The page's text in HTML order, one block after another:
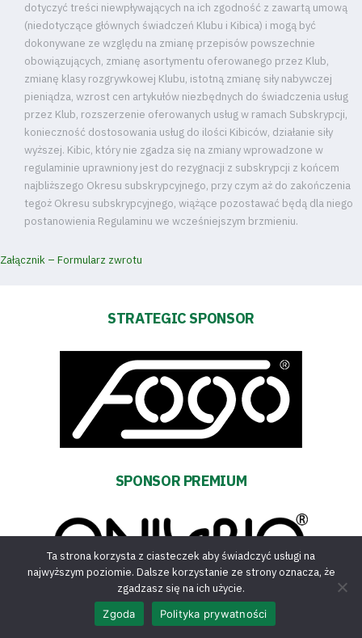
dotyczyć treści niewpływających na ich zgodność z zawartą umową
(niedotyczące głównych świadczeń Klubu i Kibica) i mogą być
dokonywane ze względu na zmianę przepisów powszechnie
obowiązujących, zmianę asortymentu oferowanego przez Klub,
zmianę klasy rozgrywkowej Klubu, istotną zmianę siły nabywczej
pieniądza, wzrost cen artykułów niezbędnych do świadczenia usług
przez Klub, rozszerzenie oferowanych usług w ramach Subskrypcji,
konieczność dostosowania usług do ilości Kibiców, działanie siły
wyższej. Kibic, który nie zgadza się na zmiany wprowadzone w
regulaminie uprawniony jest do rezygnacji z subskrypcji z końcem
najbliższego Okresu subskrypcyjnego, przy czym aż do zakończenia
tegoż Okresu subskrypcyjnego, wiążące pozostawać będą dla niego
postanowienia Regulaminu we wcześniejszym brzmieniu.
Załącznik – Formularz zwrotu
STRATEGIC SPONSOR
SPONSOR PREMIUM
SPONSOR PREMIUM
Ta strona korzysta z ciasteczek aby świadczyć usługi na
najwyższym poziomie. Dalsze korzystanie ze strony oznacza, że
zgadzasz się na ich użycie.
Zgoda Polityka prywatności